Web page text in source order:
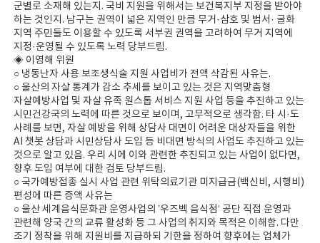
군별로 소재해 있는지. 국비 지원을 위해서는 보건복지부 지정을 받아야
하는 것인지. 남구는 권역이 넓은 지역인 만큼 무거·삼호 및 범서· 굴화
지역 주민들도 이용할 수 있도록 서부권 권역을 고려하여 무거 지역에
지정·운영될 수 있도록 노력 당부드림.
◈ 이영해 위원
○ 냉동난자 사용 보조생식술 지원 사업비가 전액 삭감된 사유는.
○ 울산의 자살 통계가 감소 추세를 보이고 있는 것은 지역맞춤형
자살예방사업 및 자살 유족 원스톱 서비스 지원 사업 등을 추진하고 있는
시민건강국의 노력에 따른 것으로 보이며, 고무적으로 생각함. 타 시·도
사례를 보면, 자살 예방을 위해 상담사 대면이 어려운 대상자들을 위한
AI 챗봇 상담과 시민상담사 도입 등 비대면 방식의 사업도 추진하고 있는
것으로 알고 있음. 우리 시에 이와 관련한 추진되고 있는 사업이 없다면,
향후 도입 여부에 대한 검토 당부드림.
○ 국가예방접종 실시 사업 관련 위탁의료기관 미지급금(백신비, 시행비)
편성에 따른 증액 사유는
○ 울산 세계음식문화관 운영사업의 ’우즈벡 음식점‘ 공단 직접 운영과
관련해 양국 간의 교류 활성화 등 그 사업의 취지와 목적은 이해함. 다만
조기 정착을 위해 지원비를 지급하되 기한을 정하여 향후에는 업체가